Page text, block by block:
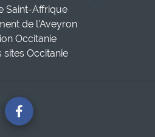
Saint-Affrique
de l'Aveyron
Occitanie
sites Occitanie